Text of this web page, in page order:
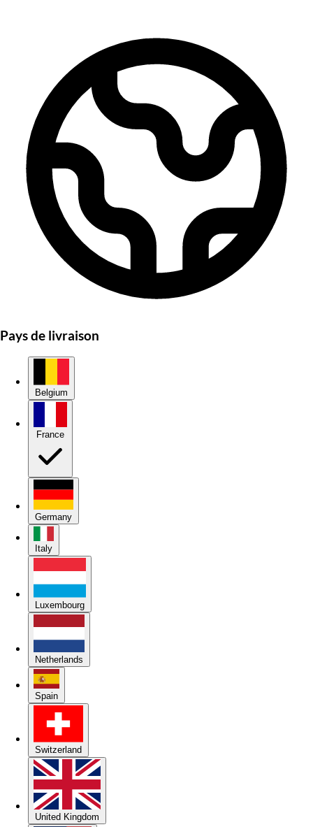
Pays de livraison
Belgium
Germany
Italy
Luxembourg
Netherlands
Spain
Switzerland
United Kingdom